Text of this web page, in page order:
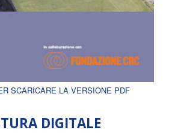
SCARICARE LA VERSIONE PDF
DIGITALE